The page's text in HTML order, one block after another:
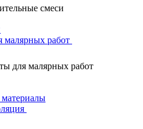
смеси
малярных работ
для малярных работ